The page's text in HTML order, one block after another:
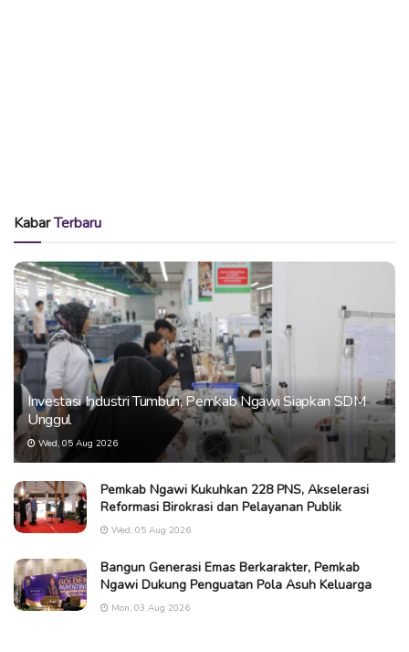
KabarTerbaru
Investasi Industri Tumbuh, Pemkab Ngawi Siapkan SDM
Unggul
Wed, 05 Aug 2026
Pemkab Ngawi Kukuhkan 228 PNS, Akselerasi
Reformasi Birokrasi dan Pelayanan Publik
Wed, 05 Aug 2026
Bangun Generasi Emas Berkarakter, Pemkab
Ngawi Dukung Penguatan Pola Asuh Keluarga
Mon, 03 Aug 2026